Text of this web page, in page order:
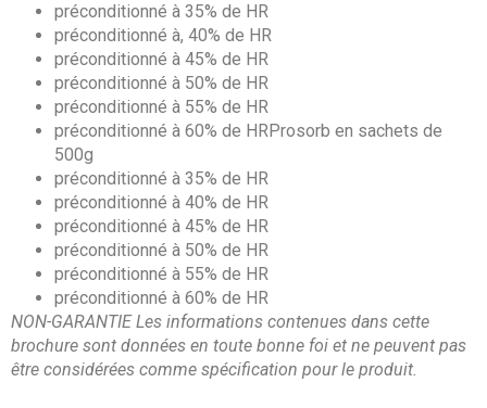
préconditionné à 35% de HR
préconditionné à, 40% de HR
préconditionné à 45% de HR
préconditionné à 50% de HR
préconditionné à 55% de HR
préconditionné à 60% de HRProsorb en sachets de
500g
préconditionné à 35% de HR
préconditionné à 40% de HR
préconditionné à 45% de HR
préconditionné à 50% de HR
préconditionné à 55% de HR
préconditionné à 60% de HR
NON-GARANTIE Les informations contenues dans cette
brochure sont données en toute bonne foi et ne peuvent pas
être considérées comme spécification pour le produit.